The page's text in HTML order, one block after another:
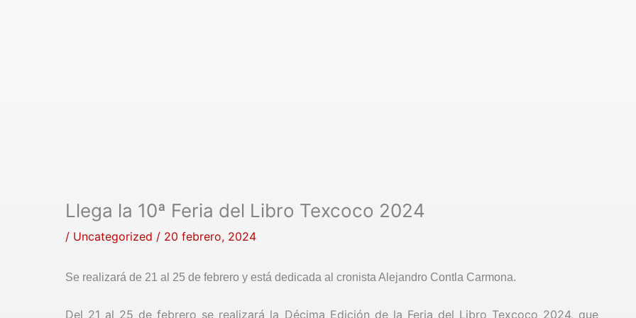
Llega la 10ª Feria del Libro Texcoco 2024
/ Uncategorized / 20 febrero, 2024
Se realizará de 21 al 25 de febrero y está dedicada al cronista Alejandro Contla Carmona.
Del 21 al 25 de febrero se realizará la Décima Edición de la Feria del Libro Texcoco 2024, que